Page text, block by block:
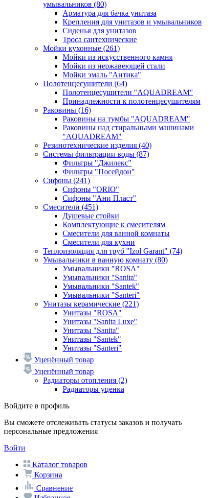
умывальников (80)
Арматура для бачка унитаза
Крепления для унитазов и умывальников
Сиденья для унитазов
Троса сантехнические
Мойки кухонные (261)
Мойки из искусственного камня
Мойки из нержавеющей стали
Мойки эмаль "Антика"
Полотенцесушители (64)
Полотенцесушители "AQUADREAM"
Принадлежности к полотенцесушителям
Раковины (16)
Раковины на тумбы "AQUADREAM"
Раковины над стиральными машинами
"AQUADREAM"
Резинотехнические изделия (40)
Системы фильтрации воды (87)
Фильтры "Джилекс"
Фильтры "Посейдон"
Сифоны (241)
Сифоны "ORIO"
Сифоны "Ани Пласт"
Смесители (451)
Душевые стойки
Комплектующие к смесителям
Смесители для ванной комнаты
Смесители для кухни
Теплоизоляция для труб "Izol Garant" (74)
Умывальники в ванную комнату (80)
Умывальники "ROSA"
Умывальники "Sanita"
Умывальники "Santek"
Умывальники "Santeri"
Унитазы керамические (221)
Унитазы "ROSA"
Унитазы "Sanita Luxe"
Унитазы "Sanita"
Унитазы "Santek"
Унитазы "Santeri"
Уценённый товар
Уценённый товар
Радиаторы отопления (2)
Радиаторы уценка
Войдите в профиль
Вы сможете отслеживать статусы заказов и получать
персональные предложения
Войти
Каталог товаров
Корзина
Сравнение